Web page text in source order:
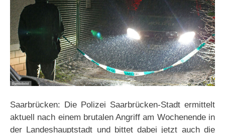
Saarbrücken: Die Polizei Saarbrücken-Stadt ermittelt
aktuell nach einem brutalen Angriff am Wochenende in
der Landeshauptstadt und bittet dabei jetzt auch die